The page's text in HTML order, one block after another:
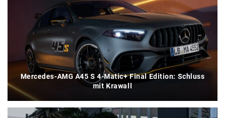
Mercedes-AMG A45 S 4-Matic+ Final Edition: Schluss
mit Krawall